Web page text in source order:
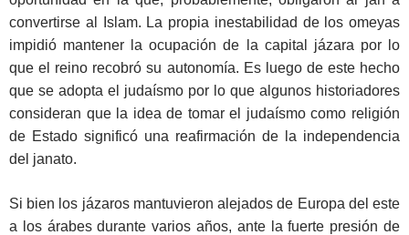
convertirse al Islam. La propia inestabilidad de los omeyas
impidió mantener la ocupación de la capital jázara por lo
que el reino recobró su autonomía. Es luego de este hecho
que se adopta el judaísmo por lo que algunos historiadores
consideran que la idea de tomar el judaísmo como religión
de Estado significó una reafirmación de la independencia
del janato.
Si bien los jázaros mantuvieron alejados de Europa del este
a los árabes durante varios años, ante la fuerte presión de